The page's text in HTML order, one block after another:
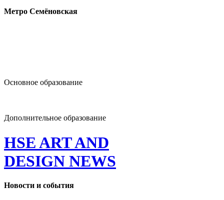
Метро Семёновская
Основное образование
Дополнительное образование
HSE ART AND
DESIGN NEWS
Новости и события